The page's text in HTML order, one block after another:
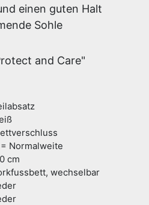
einen guten Halt
Sohle
and Care"
= Normalweite
cm
wechselbar